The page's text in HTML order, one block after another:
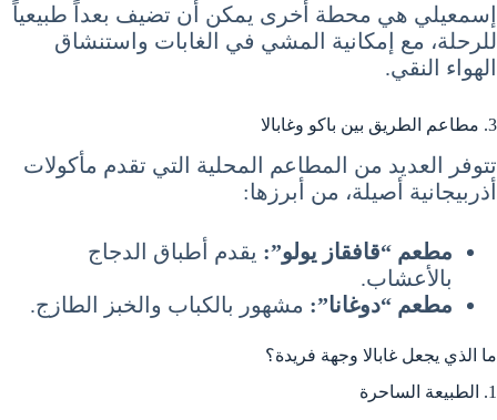
إسمعيلي هي محطة أخرى يمكن أن تضيف بعداً طبيعياً
للرحلة، مع إمكانية المشي في الغابات واستنشاق
الهواء النقي.
3. مطاعم الطريق بين باكو وغابالا
تتوفر العديد من المطاعم المحلية التي تقدم مأكولات
أذربيجانية أصيلة، من أبرزها:
مطعم “قافقاز يولو”: يقدم أطباق الدجاج
بالأعشاب.
مطعم “دوغانا”: مشهور بالكباب والخبز الطازج.
ما الذي يجعل غابالا وجهة فريدة؟
1. الطبيعة الساحرة